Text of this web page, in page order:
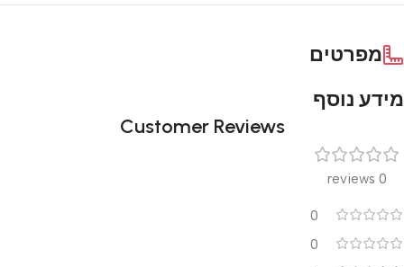
מפרטים
מידע נוסף
Customer Reviews
0 reviews
0
0